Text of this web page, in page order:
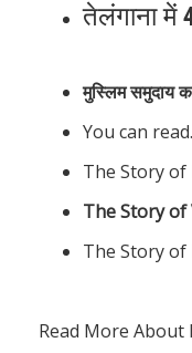
तेलंगाना
मुस्लिम समुदाय
You can
The Story of
The Story
The Story of
Read More About